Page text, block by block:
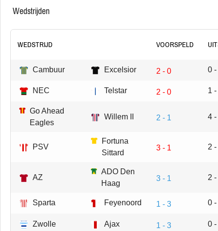
wedstrijden
WEDSTRIJD VOORSPELD
Cambuur Excelsior 2 - 0 0 -
NEC Telstar 2 - 0 1
Go Ahead
Eagles
Willem II 2 - 1 4 -
PSV
Fortuna
Sittard
3 - 1 2
AZ
ADO Den
Haag
3 - 1 2
Sparta Feyenoord 1 - 3 0 -
Zwolle Ajax 1 - 3 0 -